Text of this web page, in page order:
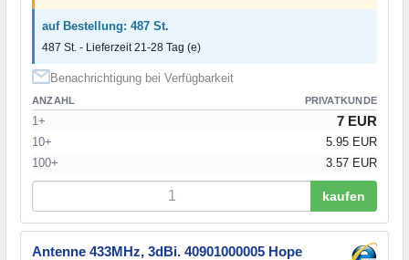
auf Bestellung: 487 St.
487 St. - Lieferzeit 21-28 Tag (e)
Benachrichtigung bei Verfügbarkeit
ANZAHL PRIVATKUNDE
1+ 7 EUR
10+
5.95 EUR
100+
3.57 EUR
kaufen
Antenne 433MHz, 3dBi. 40901000005 Hope